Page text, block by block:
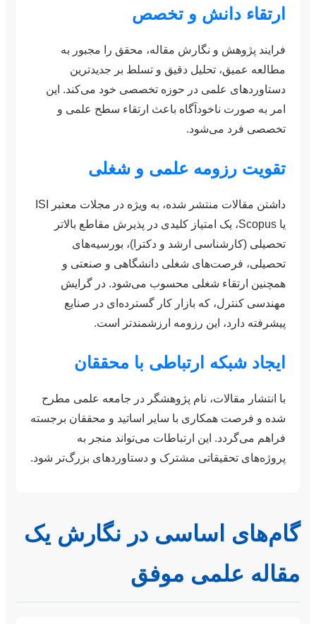
ارتقاء دانش و تخصص
فرایند پژوهش و نگارش مقاله، محقق را مجبور به
مطالعه عمیق، تحلیل دقیق و تسلط بر جدیدترین
دستاوردهای علمی در حوزه تخصصی خود می‌کند. این
امر به صورت ناخودآگاه باعث ارتقاء سطح علمی و
تخصصی فرد می‌شود.
تقویت رزومه علمی و شغلی
داشتن مقالات منتشر شده، به ویژه در مجلات معتبر ISI
یا Scopus، یک امتیاز کلیدی در پذیرش مقاطع بالاتر
تحصیلی (کارشناسی ارشد و دکترا)، بورسیه‌های
تحصیلی، فرصت‌های شغلی دانشگاهی و صنعتی و
همچنین ارتقاء شغلی محسوب می‌شود. در گرایش
مهندسی کنترل، که بازار کار گسترده‌ای در صنایع
پیشرفته دارد، این رزومه ارزشمندتر است.
ایجاد شبکه ارتباطی با محققان
با انتشار مقالات، نام پژوهشگر در جامعه علمی مطرح
شده و فرصت همکاری با سایر اساتید و محققان برجسته
فراهم می‌گردد. این ارتباطات می‌تواند منجر به
پروژه‌های تحقیقاتی مشترک و دستاوردهای بزرگ‌تر شود.
گام‌های اساسی در نگارش یک
مقاله علمی موفق